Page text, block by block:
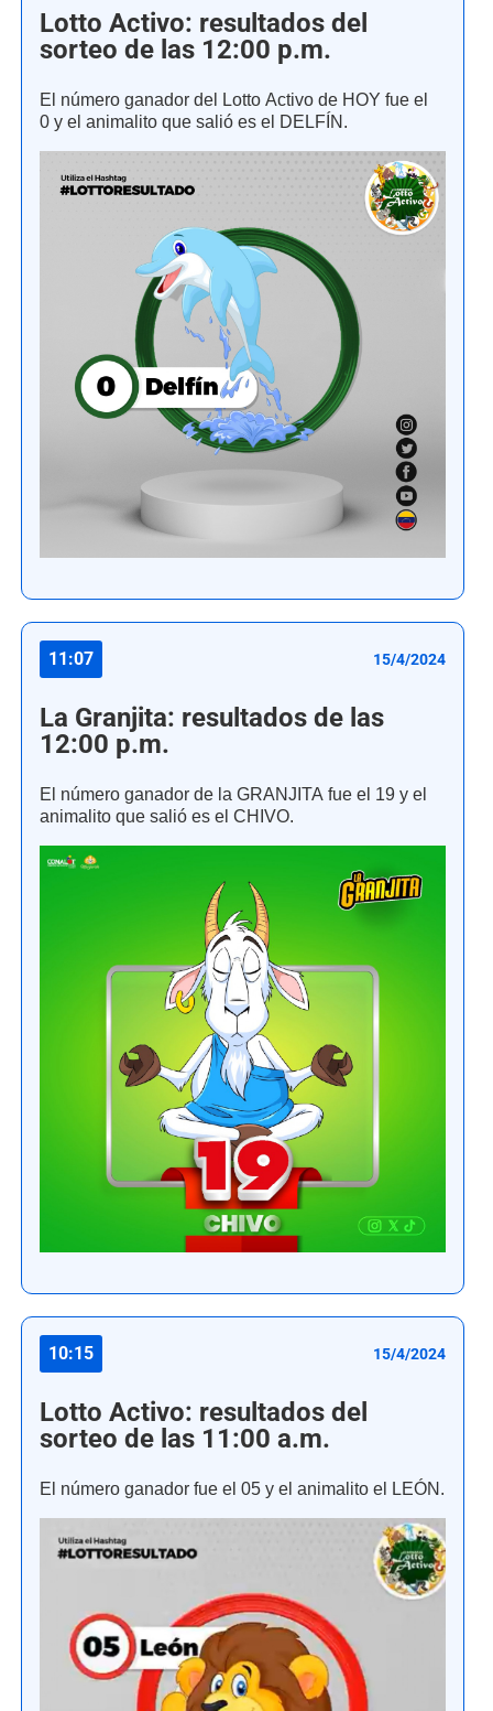
Lotto Activo: resultados del
sorteo de las 12:00 p.m.
El número ganador del Lotto Activo de HOY fue el
0 y el animalito que salió es el DELFÍN.
11:07 15/4/2024
La Granjita: resultados de las
12:00 p.m.
El número ganador de la GRANJITA fue el 19 y el
animalito que salió es el CHIVO.
10:15 15/4/2024
Lotto Activo: resultados del
sorteo de las 11:00 a.m.
El número ganador fue el 05 y el animalito el LEÓN.